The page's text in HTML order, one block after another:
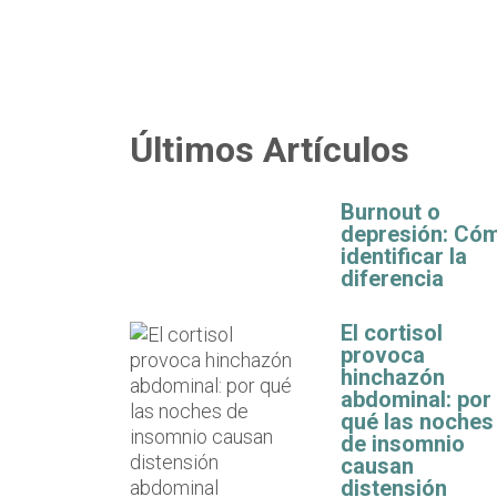
Últimos Artículos
Burnout o
depresión:
identificar la
diferencia
El cortisol
provoca
hinchazón
abdominal: por
qué las noches
de insomnio
causan
distensión